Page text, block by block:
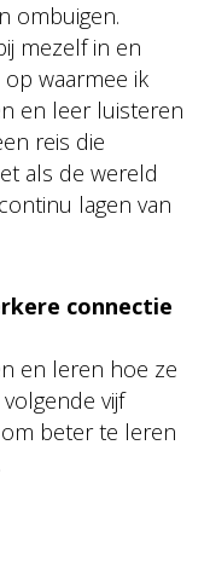
ombuigen.
mezelf in en
waarmee ik
en leer luisteren
reis die
als de wereld
lagen van
connectie
en leren hoe ze
vijf
beter te leren